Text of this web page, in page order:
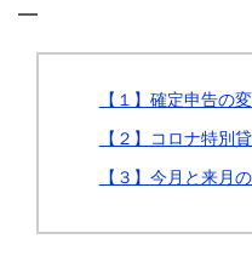
━
【１】確定申告の
【２】コロナ特別
【３】今月と来月